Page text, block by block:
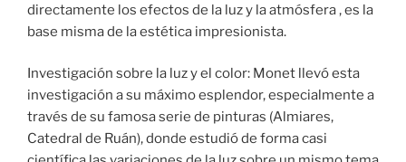
directamente los efectos de la luz y la atmósfera , es la
base misma de la estética impresionista.
Investigación sobre la luz y el color: Monet llevó esta
investigación a su máximo esplendor, especialmente a
través de su famosa serie de pinturas (Almiares,
Catedral de Ruán), donde estudió de forma casi